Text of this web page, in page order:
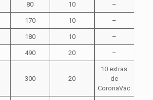
80 10 –
170 10 –
180 10 –
490 20 –
300 20
10 extras
de
CoronaVac